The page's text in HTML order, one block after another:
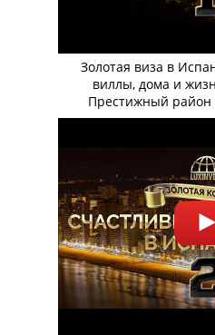
Золотая виза в
виллы, дома и
Престижный район